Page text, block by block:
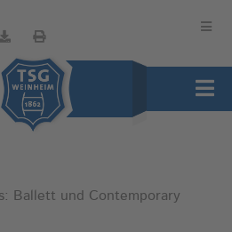
Ballett und Contemporary